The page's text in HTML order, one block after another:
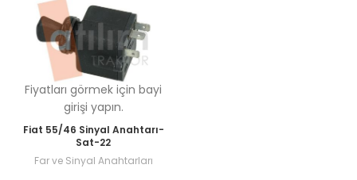
Fiyatları görmek için bayi
girişi yapın.
Fiat 55/46 Sinyal Anahtarı-
Sat-22
Far ve Sinyal Anahtarları